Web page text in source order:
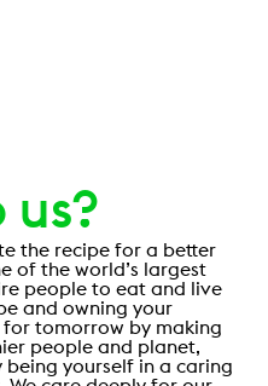
the recipe for a better
of the world’s largest
people to eat and live
and owning your
tomorrow by making
people and planet,
yourself in a caring